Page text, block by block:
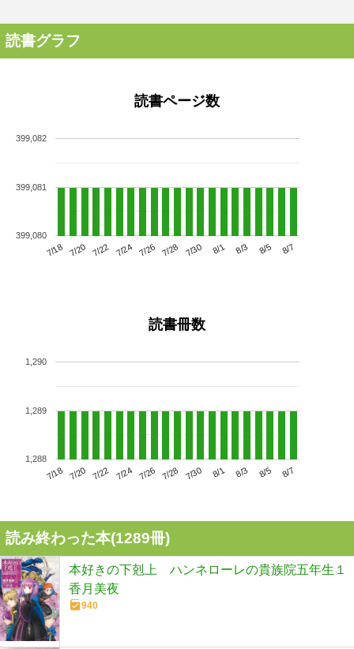
読書グラフ
読書ページ数
7/18 7/20 7/22 7/24 7/26 7/28 7/30 8/1 8/3 8/5 8/7
399,080
399,081
399,082
読書冊数
7/18 7/20 7/22 7/24 7/26 7/28 7/30 8/1 8/3 8/5 8/7
1,288
1,289
1,290
読み終わった本(1289冊)
本好きの下剋上 ハンネローレの貴族院五年生１
香月美夜
940